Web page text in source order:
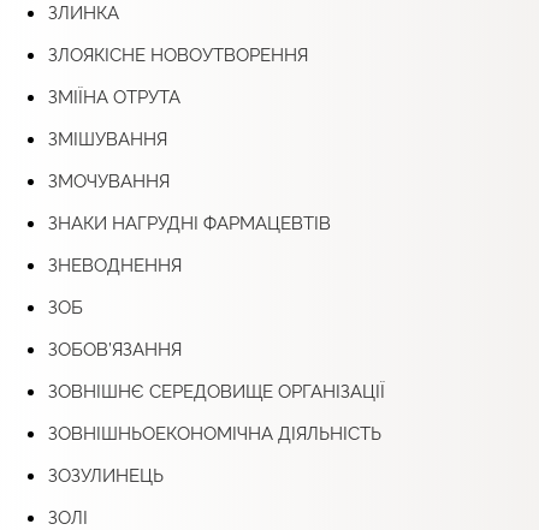
ЗЛИНКА
ЗЛОЯКІСНЕ НОВОУТВОРЕННЯ
ЗМІЇНА ОТРУТА
ЗМІШУВАННЯ
ЗМОЧУВАННЯ
ЗНАКИ НАГРУДНІ ФАРМАЦЕВТІВ
ЗНЕВОДНЕННЯ
ЗОБ
ЗОБОВ’ЯЗАННЯ
ЗОВНІШНЄ СЕРЕДОВИЩЕ ОРГАНІЗАЦІЇ
ЗОВНІШНЬОЕКОНОМІЧНА ДІЯЛЬНІСТЬ
ЗОЗУЛИНЕЦЬ
ЗОЛІ